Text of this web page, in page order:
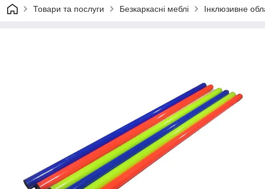
Товари та послуги Безкаркасні меблі Інклюзивне